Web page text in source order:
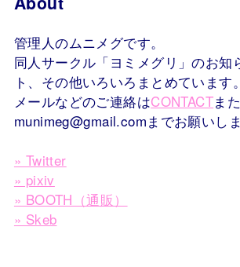
管理人のムニメグです。
同人サークル「ヨミメグリ」のお知
ト、その他いろいろまとめています。
メールなどのご連絡はCONTACTま
munimeg@gmail.comまでお願いしま
» Twitter
» pixiv
» BOOTH（通販）
» Skeb